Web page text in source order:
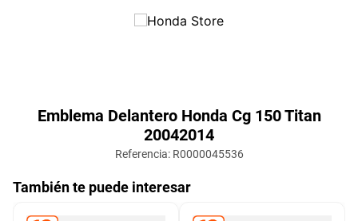
Emblema Delantero Honda Cg 150 Titan
20042014
Referencia: R0000045536
También te puede interesar